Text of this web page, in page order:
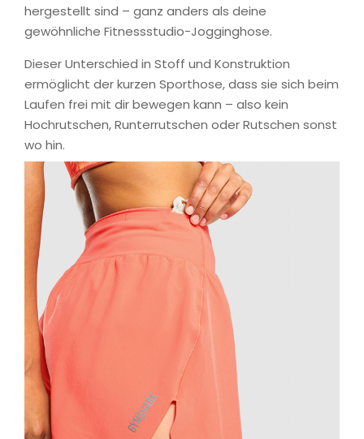
hergestellt sind – ganz anders als deine
gewöhnliche Fitnessstudio-Jogginghose.
Dieser Unterschied in Stoff und Konstruktion
ermöglicht der kurzen Sporthose, dass sie sich beim
Laufen frei mit dir bewegen kann – also kein
Hochrutschen, Runterrutschen oder Rutschen sonst
wo hin.